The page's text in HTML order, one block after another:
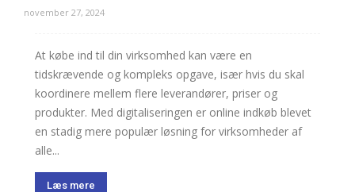
november 27, 2024
At købe ind til din virksomhed kan være en
tidskrævende og kompleks opgave, især hvis du skal
koordinere mellem flere leverandører, priser og
produkter. Med digitaliseringen er online indkøb blevet
en stadig mere populær løsning for virksomheder af
alle...
Læs mere